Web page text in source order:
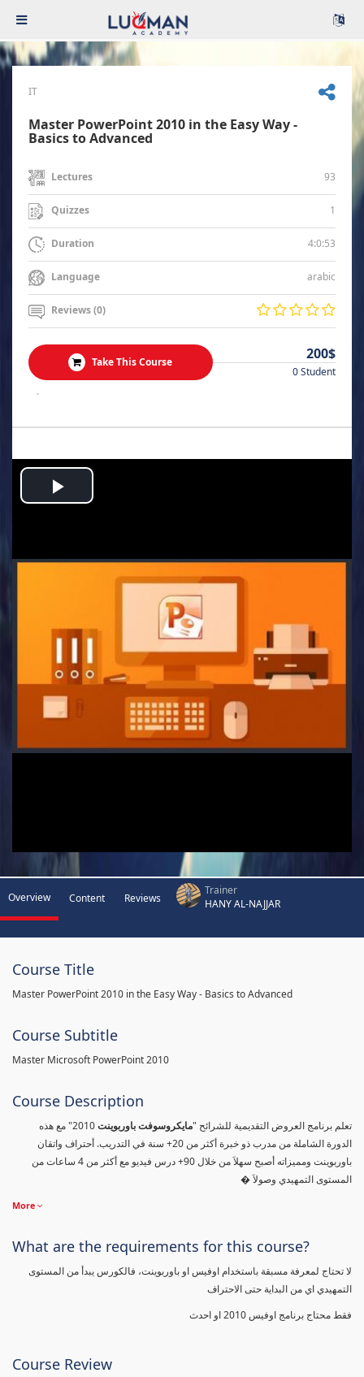
IT
Master PowerPoint 2010 in the Easy Way -
Basics to Advanced
Lectures 93
Quizzes 1
Duration 4:0:53
Language arabic
Reviews (0)
Take This Course 200$
0 Student
.
Play
Overview Content Reviews
Trainer
HANY AL-NAJJAR
Course Title
Master PowerPoint 2010 in the Easy Way - Basics to Advanced
Course Subtitle
Master Microsoft PowerPoint 2010
Course Description
تعلم برنامج العروض التقديمية للشرائح "مايكروسوفت باوربوينت
2010" مع هذه
الدورة الشاملة من مدرب ذو خبرة أكثر من 20+ سنة في التدريب. أحتراف واتقان
باوربوينت ومميزاته أصبح سهلاَ من خلال 90+ درس فيديو مع أكثر من 4 ساعات من
المستوى التمهيدي وصولاَ �
More
What are the requirements for this course?
لا تحتاج لمعرفة مسبقة باستخدام اوفيس او باوربوينت، فالكورس يبدأ من المستوى
التمهيدي اي من البداية حتى الاحتراف
فقط محتاج برنامج اوفيس 2010 او احدث
Course Review